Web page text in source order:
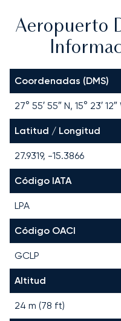
Aeropuerto
Coordenadas (DMS)
27° 55′ 55″ N, 15° 23′
Latitud / Longitud
27.9319, -15.3866
Código IATA
LPA
Código OACI
GCLP
Altitud
24 m (78 ft)